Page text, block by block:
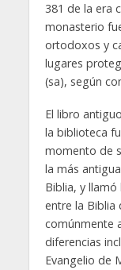
381 de la era
monasterio
ortodoxos y
lugares
(sa), según
El libro
la biblioteca
momento de
la más
Biblia, y
entre la Biblia
comúnmente
diferencias
Evangelio de